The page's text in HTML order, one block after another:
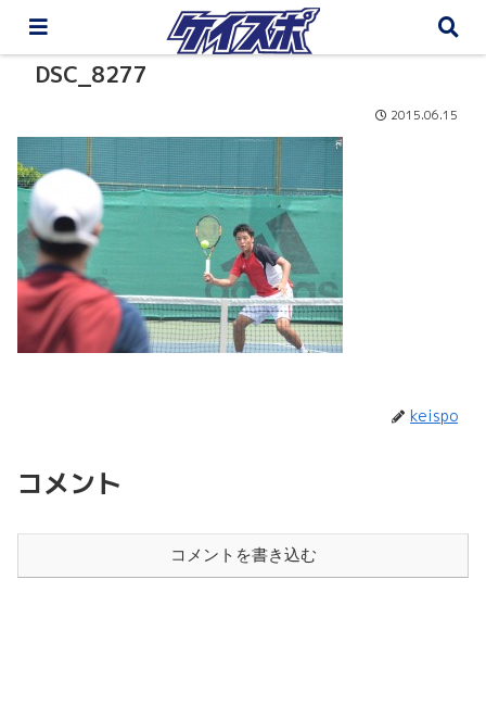
DSC_8277
2015.06.15
keispo
コメント
コメントを書き込む